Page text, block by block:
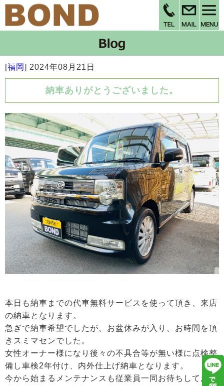
[福岡] 2024年08月21日
納車ありがとうございました。
本日も納車までの代車無料サービスを使って頂き、来店
の納車となります。
急ぎで納車希望でしたが、お盆休みが入り、お時間を頂
きスミマセンでした。
女性オーナー様になり後々の不具合等が無い様に点検整
備し車検2年付け、内外仕上げ納車となります。
今から始まるメンテナンスも従業員一同お待ちしており